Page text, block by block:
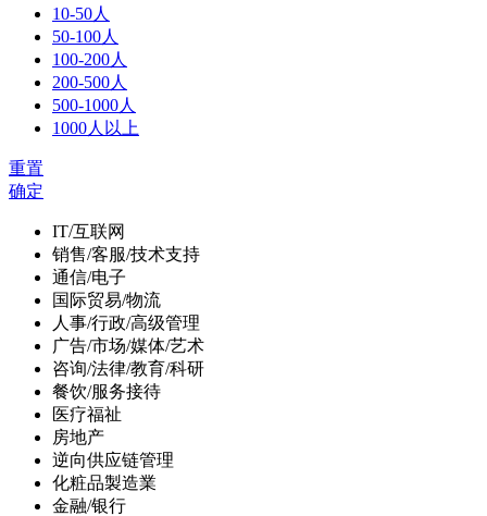
10-50人
50-100人
100-200人
200-500人
500-1000人
1000人以上
重置
确定
IT/互联网
销售/客服/技术支持
通信/电子
国际贸易/物流
人事/行政/高级管理
广告/市场/媒体/艺术
咨询/法律/教育/科研
餐饮/服务接待
医疗福祉
房地产
逆向供应链管理
化粧品製造業
金融/银行